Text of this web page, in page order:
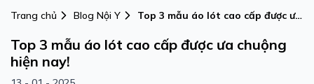
Trang chủ Blog Nội Y
Top 3 mẫu áo lót cao cấp được ưa
Top 3 mẫu áo lót cao cấp được ưa chuộng
hiện nay!